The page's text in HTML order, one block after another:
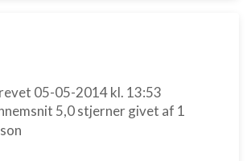
05-05-2014kl. 13:53
5,0stjerner givet af 1